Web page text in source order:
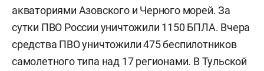
акваториями Азовского и Черного морей. За
сутки ПВО России уничтожили 1150 БПЛА. Вчера
средства ПВО уничтожили 475 беспилотников
самолетного типа над 17 регионами. В Тульской